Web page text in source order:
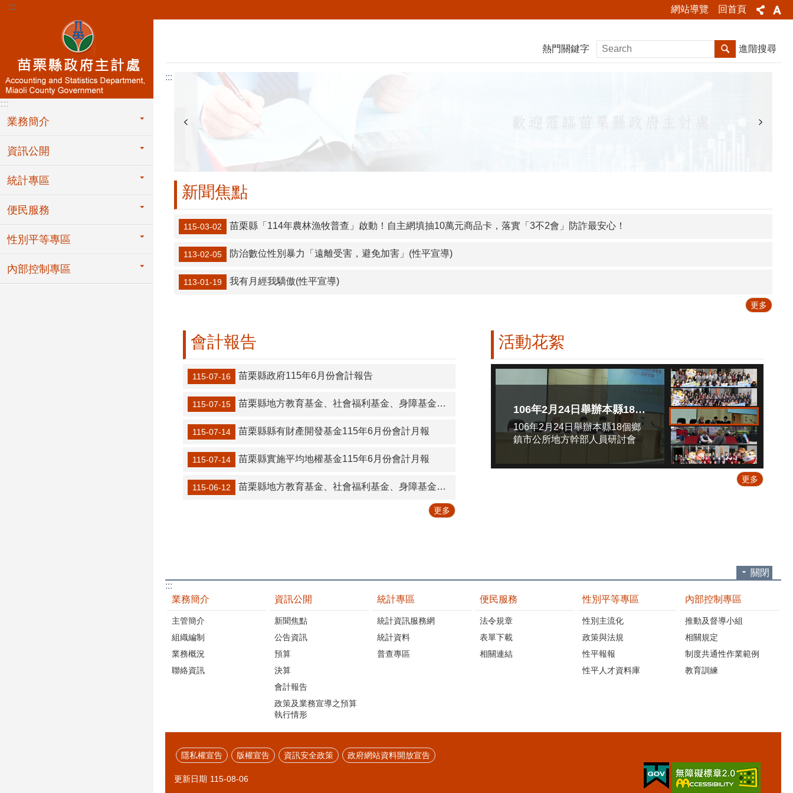
跳到主要內容區塊
::: 網站導覽 回首頁
:::
業務簡介
資訊公開
統計專區
便民服務
性別平等專區
內部控制專區
熱門關鍵字 進階搜尋
:::
新聞焦點
115-03-02 苗栗縣「114年農林漁牧普查」啟動！自主網填抽10萬元商品卡，落實「3不2會」防詐最安心！
113-02-05 防治數位性別暴力「遠離受害，避免加害」(性平宣導)
113-01-19 我有月經我驕傲(性平宣導)
更多
會計報告
115-07-16 苗栗縣政府115年6月份會計報告
115-07-15 苗栗縣地方教育基金、社會福利基金、身障基金115年6月份會計報告
115-07-14 苗栗縣縣有財產開發基金115年6月份會計月報
115-07-14 苗栗縣實施平均地權基金115年6月份會計月報
115-06-12 苗栗縣地方教育基金、社會福利基金、身障基金115年5月份會計報告
更多
活動花絮
106年2月24日舉辦本縣18個鄉鎮市公所地方幹部人員研討會
106年2月24日舉辦本縣18個鄉
鎮市公所地方幹部人員研討會
更多
關閉
:::
業務簡介
主管簡介
組織編制
業務概況
聯絡資訊
資訊公開
新聞焦點
公告資訊
預算
決算
會計報告
政策及業務宣導之預算
執行情形
統計專區
統計資訊服務網
統計資料
普查專區
便民服務
法令規章
表單下載
相關連結
性別平等專區
性別主流化
政策與法規
性平報報
性平人才資料庫
內部控制專區
推動及督導小組
相關規定
制度共通性作業範例
教育訓練
隱私權宣告 版權宣告 資訊安全政策 政府網站資料開放宣告
更新日期 115-08-06